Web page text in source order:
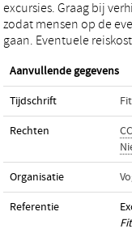
excursies. Graag bij
zodat mensen op de
gaan. Eventuele
Aanvullende gegevens
Tijdschrift
Rechten
Organisatie
Referentie